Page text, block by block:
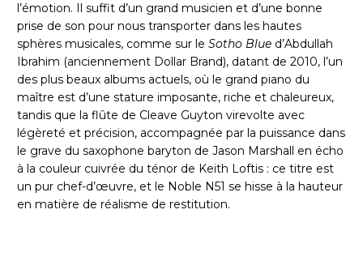
l’émotion. Il suffit d’un grand musicien et d’une bonne
prise de son pour nous transporter dans les hautes
sphères musicales, comme sur le Sotho Blue d’Abdullah
Ibrahim (anciennement Dollar Brand), datant de 2010, l’un
des plus beaux albums actuels, où le grand piano du
maître est d’une stature imposante, riche et chaleureux,
tandis que la flûte de Cleave Guyton virevolte avec
légèreté et précision, accompagnée par la puissance dans
le grave du saxophone baryton de Jason Marshall en écho
à la couleur cuivrée du ténor de Keith Loftis : ce titre est
un pur chef-d’œuvre, et le Noble N51 se hisse à la hauteur
en matière de réalisme de restitution.